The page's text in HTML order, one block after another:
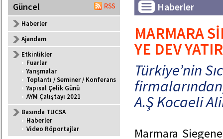
Güncel
Haberler
Ajandam
Etkinlikler
• Fuarlar
• Yarışmalar
• Toplantı / Seminer / Konferans
• Yapısal Çelik Günü
• AYM Çalıştayı 2021
Basında TUCSA
• Haberler
• Video Röportajlar
Haberler
MARMARA
YE DEV
Türkiye’nin
A.Ş Kocaeli
Marmara